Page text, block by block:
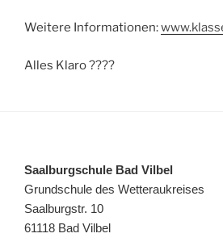
Weitere Informationen:
Alles Klaro ????
Saalburgschule Bad Vilbel
Grundschule des Wetteraukreises
Saalburgstr. 10
61118 Bad Vilbel